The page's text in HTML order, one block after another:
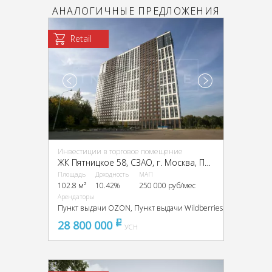
АНАЛОГИЧНЫЕ ПРЕДЛОЖЕНИЯ
Retail
Инвестиции в торговое помещение
ЖК Пятницкое 58, CЗАО, г. Москва, Пятницкое ш., 58с26
Площадь
102.8 м²
Доходность
10.42%
МАП
250 000 руб/мес
Арендаторы
Пункт выдачи OZON, Пункт выдачи Wildberries
28 800 000 pуб
УСН